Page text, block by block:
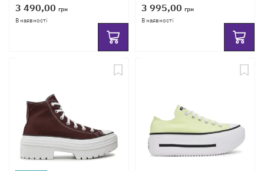
3 490,00 грн
В наявності
3 995,00 грн
В наявності